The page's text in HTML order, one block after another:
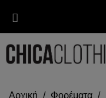
Αρχική Φορέματα